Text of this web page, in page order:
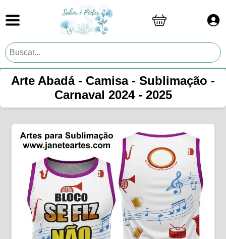
Arte Abadá - Camisa - Sublimação -
Carnaval 2024 - 2025